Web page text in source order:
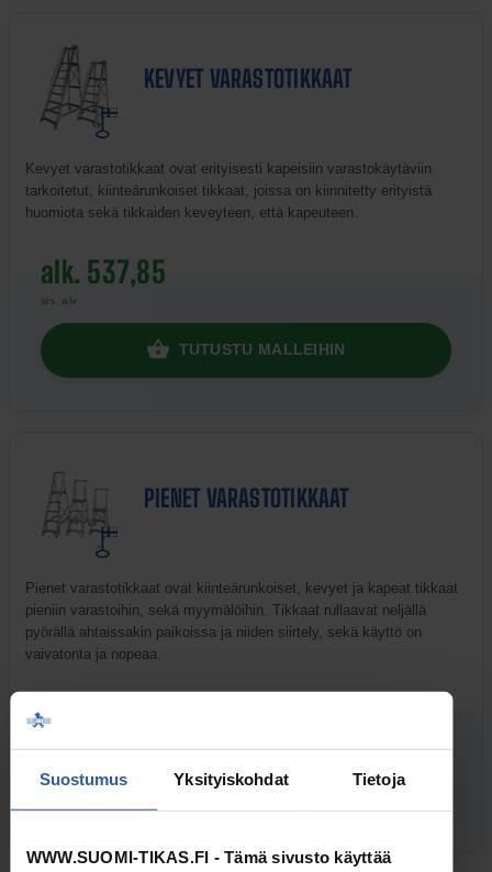
Suostumus Yksityiskohdat Tietoja
WWW.SUOMI-TIKAS.FI - Tämä sivusto käyttää
KEVYET VARASTOTIKKAAT
Kevyet varastotikkaat ovat erityisesti kapeisiin varastokäytäviin
tarkoitetut, kiinteärunkoiset tikkaat, joissa on kiinnitetty erityistä
huomiota sekä tikkaiden keveyteen, että kapeuteen.
alk. 537,85
sis. alv
TUTUSTU MALLEIHIN
PIENET VARASTOTIKKAAT
Pienet varastotikkaat ovat kiinteärunkoiset, kevyet ja kapeat tikkaat
pieniin varastoihin, sekä myymälöihin. Tikkaat rullaavat neljällä
pyörällä ahtaissakin paikoissa ja niiden siirtely, sekä käyttö on
vaivatonta ja nopeaa.
alk. 312,80
TUTUSTU MALLEIHIN